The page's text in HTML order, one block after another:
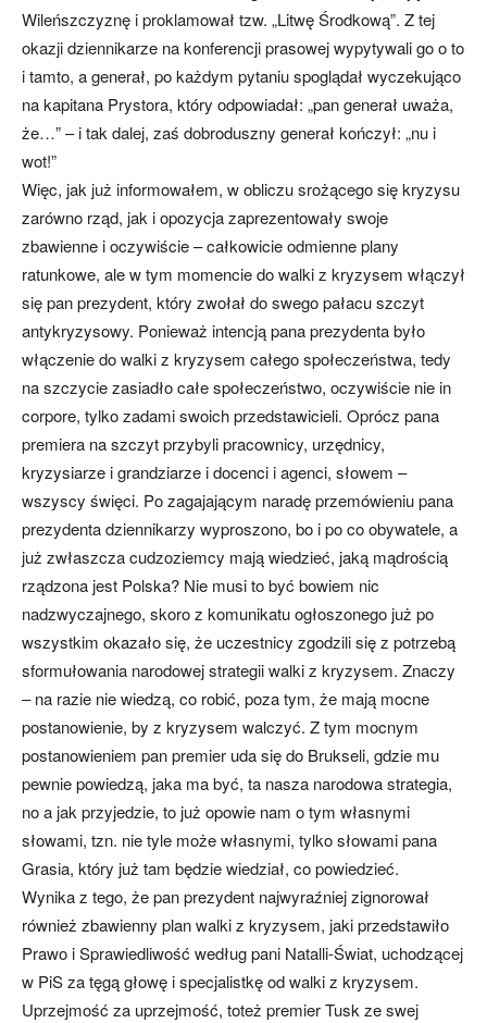
Wileńszczyznę i proklamował tzw. „Litwę Środkową”. Z tej
okazji dziennikarze na konferencji prasowej wypytywali go o to
i tamto, a generał, po każdym pytaniu spoglądał wyczekująco
na kapitana Prystora, który odpowiadał: „pan generał uważa,
że…” – i tak dalej, zaś dobroduszny generał kończył: „nu i
wot!”
Więc, jak już informowałem, w obliczu srożącego się kryzysu
zarówno rząd, jak i opozycja zaprezentowały swoje
zbawienne i oczywiście – całkowicie odmienne plany
ratunkowe, ale w tym momencie do walki z kryzysem włączył
się pan prezydent, który zwołał do swego pałacu szczyt
antykryzysowy. Ponieważ intencją pana prezydenta było
włączenie do walki z kryzysem całego społeczeństwa, tedy
na szczycie zasiadło całe społeczeństwo, oczywiście nie in
corpore, tylko zadami swoich przedstawicieli. Oprócz pana
premiera na szczyt przybyli pracownicy, urzędnicy,
kryzysiarze i grandziarze i docenci i agenci, słowem –
wszyscy święci. Po zagajającym naradę przemówieniu pana
prezydenta dziennikarzy wyproszono, bo i po co obywatele, a
już zwłaszcza cudzoziemcy mają wiedzieć, jaką mądrością
rządzona jest Polska? Nie musi to być bowiem nic
nadzwyczajnego, skoro z komunikatu ogłoszonego już po
wszystkim okazało się, że uczestnicy zgodzili się z potrzebą
sformułowania narodowej strategii walki z kryzysem. Znaczy
– na razie nie wiedzą, co robić, poza tym, że mają mocne
postanowienie, by z kryzysem walczyć. Z tym mocnym
postanowieniem pan premier uda się do Brukseli, gdzie mu
pewnie powiedzą, jaka ma być, ta nasza narodowa strategia,
no a jak przyjedzie, to już opowie nam o tym własnymi
słowami, tzn. nie tyle może własnymi, tylko słowami pana
Grasia, który już tam będzie wiedział, co powiedzieć.
Wynika z tego, że pan prezydent najwyraźniej zignorował
również zbawienny plan walki z kryzysem, jaki przedstawiło
Prawo i Sprawiedliwość według pani Natalli-Świat, uchodzącej
w PiS za tęgą głowę i specjalistkę od walki z kryzysem.
Uprzejmość za uprzejmość, toteż premier Tusk ze swej